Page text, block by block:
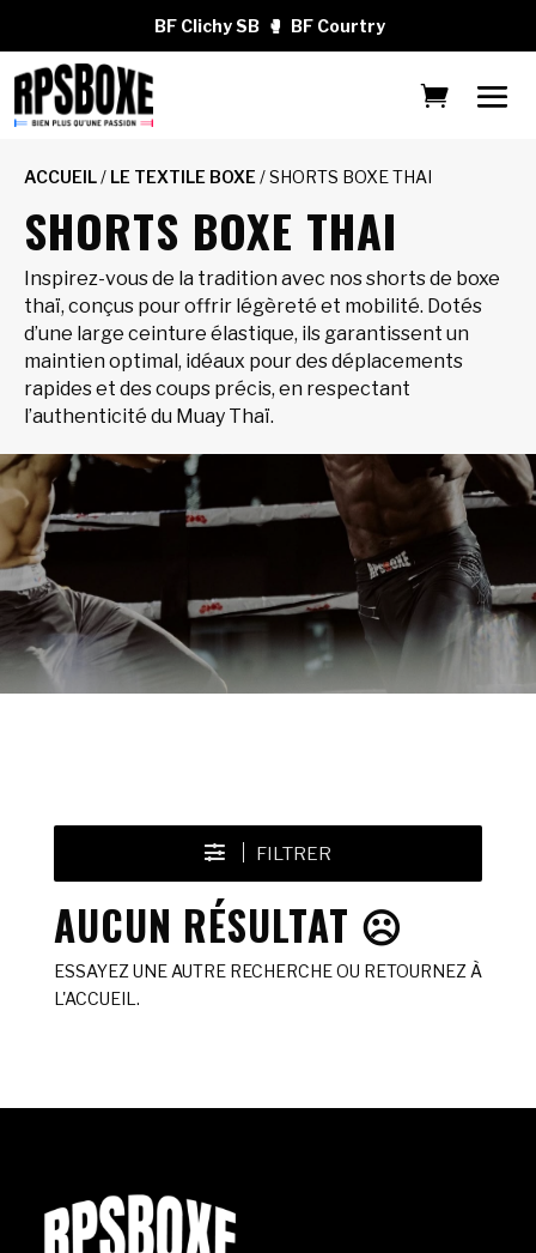
BF Clichy SB 🥊 BF Courtry
ACCUEIL/ LE TEXTILE BOXE / SHORTS BOXE THAI
SHORTS BOXE THAI
Inspirez-vous de la tradition avec nos shorts de boxe
thaï, conçus pour offrir légèreté et mobilité. Dotés
d’une large ceinture élastique, ils garantissent un
maintien optimal, idéaux pour des déplacements
rapides et des coups précis, en respectant
l’authenticité du Muay Thaï.
FILTRER
AUCUN RÉSULTAT ☹️
ESSAYEZ UNE AUTRE RECHERCHE OU RETOURNEZ À
L'ACCUEIL.